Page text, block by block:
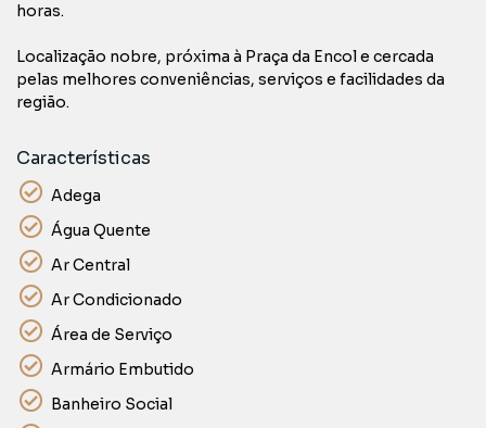
horas.
Localização nobre, próxima à Praça da Encol e cercada
pelas melhores conveniências, serviços e facilidades da
região.
Características
Adega
Água Quente
Ar Central
Ar Condicionado
Área de Serviço
Armário Embutido
Banheiro Social